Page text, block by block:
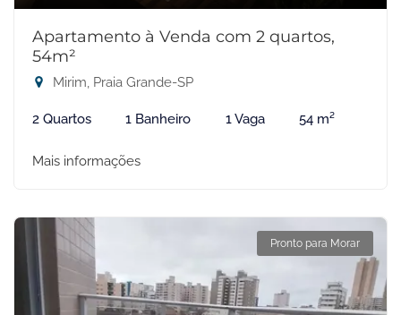
Apartamento à Venda com 2 quartos,
54m²
Mirim, Praia Grande-SP
2 Quartos 1 Banheiro 1 Vaga 54 m²
Mais informações
Pronto para Morar